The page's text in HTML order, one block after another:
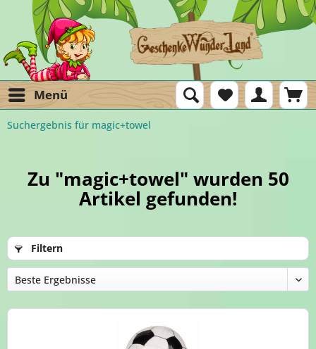
Menü
Suchergebnis für magic+towel
Zu "magic+towel" wurden 50
Artikel gefunden!
Filtern